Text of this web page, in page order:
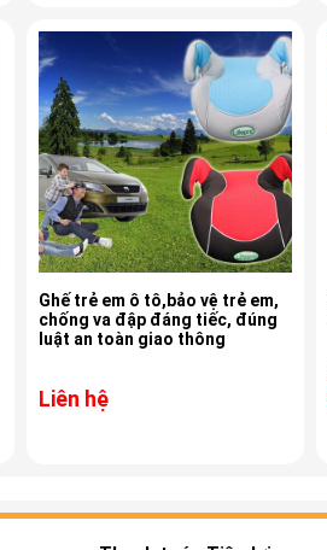
Ghế trẻ em ô tô,bảo vệ trẻ em,
chống va đập đáng tiếc, đúng
luật an toàn giao thông
Liên hệ